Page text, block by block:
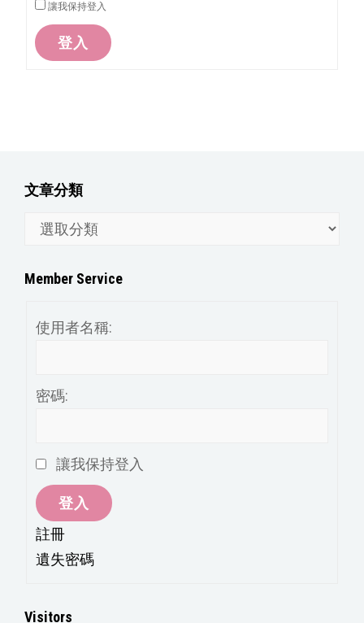
讓我保持登入
登入
文章分類
分
Member Service
使用者名稱:
密碼:
讓我保持登入
登入
註冊
遺失密碼
Visitors